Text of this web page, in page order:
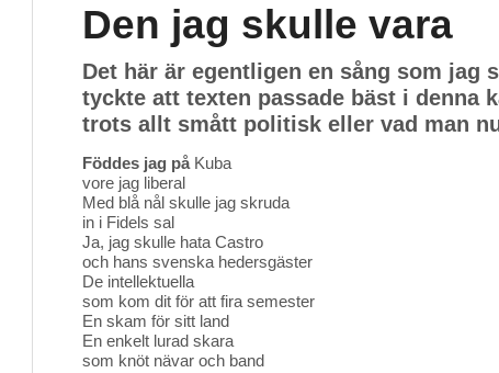
Den jag skulle vara
Det här är egentligen en sång som jag
tyckte att texten passade bäst i denna
trots allt smått politisk eller vad man
Föddes jag på Kuba
vore jag liberal
Med blå nål skulle jag skruda
in i Fidels sal
Ja, jag skulle hata Castro
och hans svenska hedersgäster
De intellektuella
som kom dit för att fira semester
En skam för sitt land
En enkelt lurad skara
som knöt nävar och band